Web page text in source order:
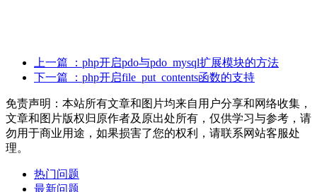
上一篇
：php开启pdo与pdo_mysql扩展模块的方法
下一篇
：php开启file_put_contents函数的支持
免责声明：本站所有文章和图片均来自用户分享和网络收集，
文章和图片版权归原作者及原出处所有，仅供学习与参考，请
勿用于商业用途，如果损害了您的权利，请联系网站客服处
理。
热门问题
最新问题